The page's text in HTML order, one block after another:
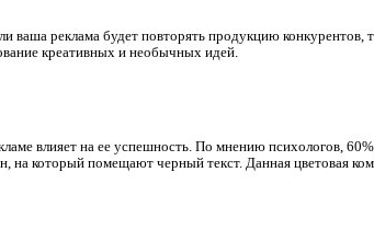
ваша реклама будет повторять продукцию
креативных и необычных идей.
влияет на ее успешность. По мнению психологов,
который помещают черный текст. Данная цветовая